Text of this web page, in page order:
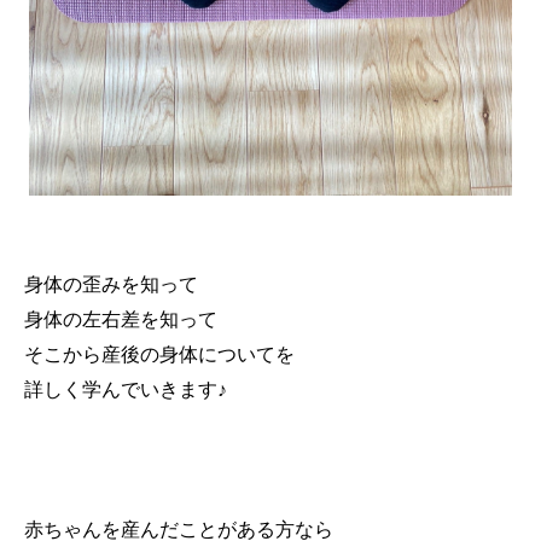
身体の歪みを知って
身体の左右差を知って
そこから産後の身体についてを
詳しく学んでいきます♪
赤ちゃんを産んだことがある方なら